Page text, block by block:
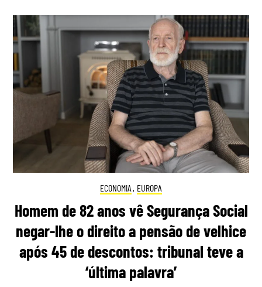
ECONOMIA , EUROPA
Homem de 82 anos vê Segurança Social
negar-lhe o direito a pensão de velhice
após 45 de descontos: tribunal teve a
‘última palavra’